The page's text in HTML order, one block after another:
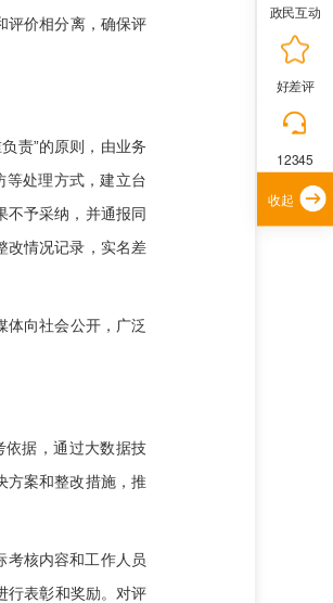
价相分离，确保评
责”的原则，由业务
等处理方式，建立台
不予采纳，并通报同
改情况记录，实名差
向社会公开，广泛
据，通过大数据技
方案和整改措施，推
核内容和工作人员
行表彰和奖励。对评
政民互动
好差评
12345
收起